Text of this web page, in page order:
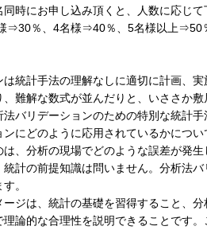
同時にお申し込み頂くと、人数に応じ
⇒30％、4名様⇒40％、5名様以上⇒50
統計手法の理解なしに適切に計画、
、難解な数式が並んだりと、いささか
法バリデーションのための特別な統計
にどのように応用されているかにつ
、分析の現場でどのような誤差が発
統計の前提知識は問いません。分析法
。
ジは、統計の基礎を習得すること、
理論的な合理性を説明できることです